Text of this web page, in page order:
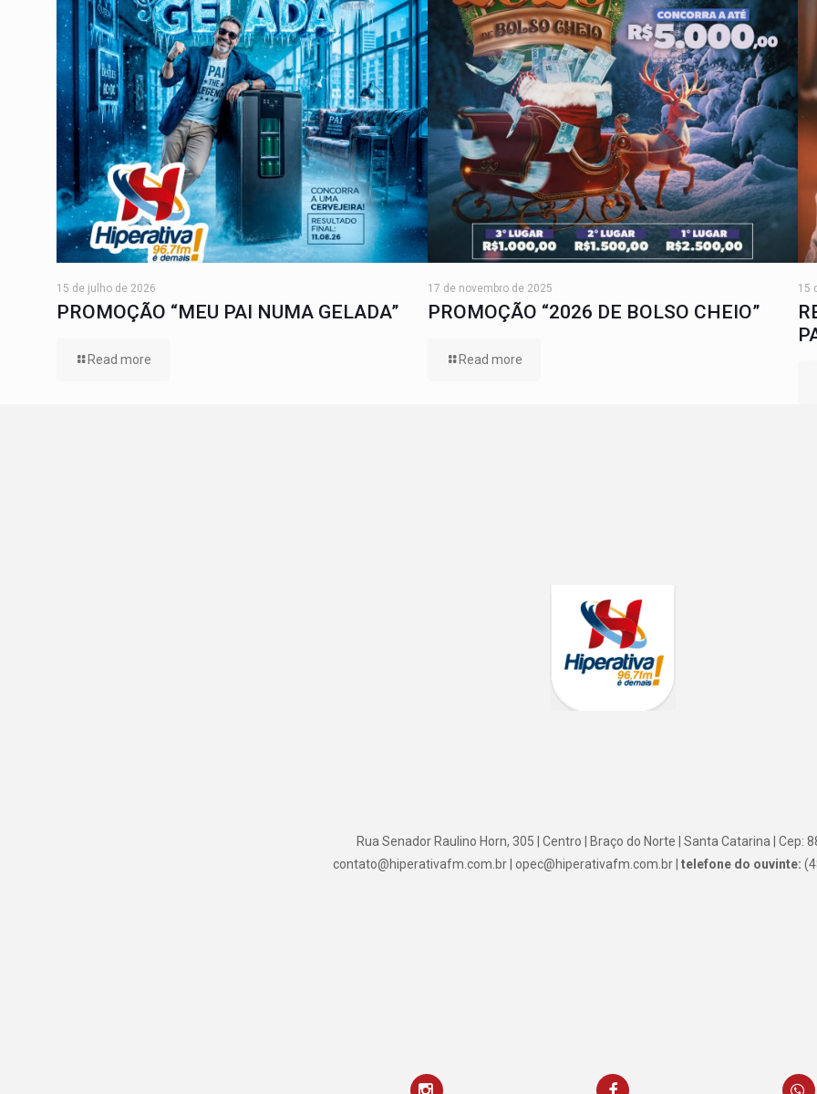
15 de julho de 2026
PROMOÇÃO “MEU PAI NUMA GELADA”
Read more
17 de novembro de 2025
PROMOÇÃO “2026 DE BOLSO CHEIO”
Read more
15
Rua Senador Raulino Horn, 305 | Centro | Braço do Norte | Santa Catarina | Cep:
contato@hiperativafm.com.br | opec@hiperativafm.com.br | telefone do ouvinte: